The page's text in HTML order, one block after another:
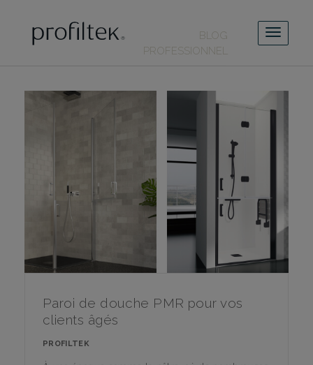
BLOG
PROFESSIONNEL
Paroi de douche PMR pour vos
clients âgés
PROFILTEK